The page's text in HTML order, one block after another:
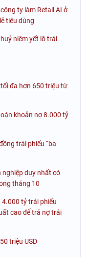
ty làm Retail AI ở
tiêu dùng
niêm yết lô trái
đa hơn 650 triệu từ
khoản nợ 8.000 tỷ
trái phiếu “ba
nghiệp duy nhất có
tháng 10
tỷ trái phiếu
cao để trả nợ trái
triệu USD